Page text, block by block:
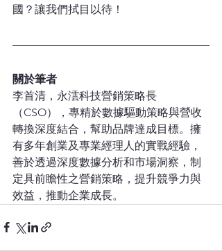
國？讓我們拭目以待！
關於筆者
李首清，永澐科技營銷策略長
（CSO），專精於數據驅動策略與營收
轉換深度結合，幫助品牌達成目標。擁
有多年創業及專業經理人的實戰經驗，
善於透過深度數據分析和市場洞察，制
定具前瞻性之營銷策略，提升競爭力與
效益，推動企業成長。